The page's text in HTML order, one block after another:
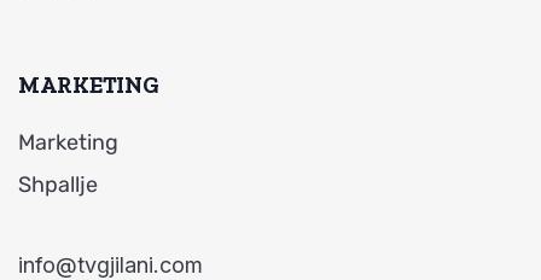
MARKETING
Marketing
Shpallje
info@tvgjilani.com